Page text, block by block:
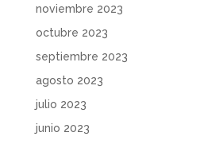
noviembre 2023
octubre 2023
septiembre 2023
agosto 2023
julio 2023
junio 2023